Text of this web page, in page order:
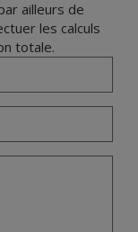
ailleurs de
les calculs
totale.